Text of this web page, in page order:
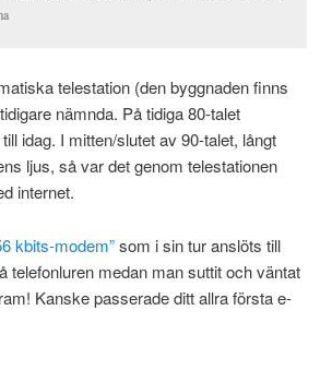
telestation (den byggnaden finns
nämnda. På tidiga 80-talet
idag. I mitten/slutet av 90-talet, långt
ljus, så var det genom telestationen
internet.
kbits-modem”som i sin tur anslöts till
telefonluren medan man suttit och väntat
Kanske passerade ditt allra första e-